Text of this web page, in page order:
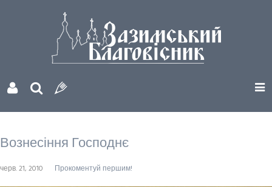
Вознесіння Господнє
черв. 21, 2010 Прокоментуй першим!